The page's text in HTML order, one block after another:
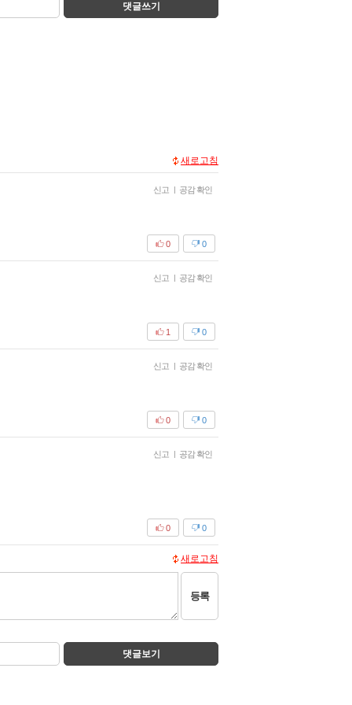
댓글쓰기
새로고침
신고 | 공감 확인
0
0
신고 | 공감 확인
0
1
신고 | 공감 확인
0
0
신고 | 공감 확인
0
0
새로고침
등록
댓글보기